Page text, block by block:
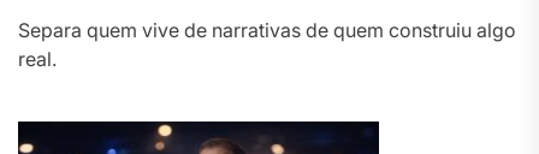
Separa quem vive de narrativas de quem construiu algo
real.